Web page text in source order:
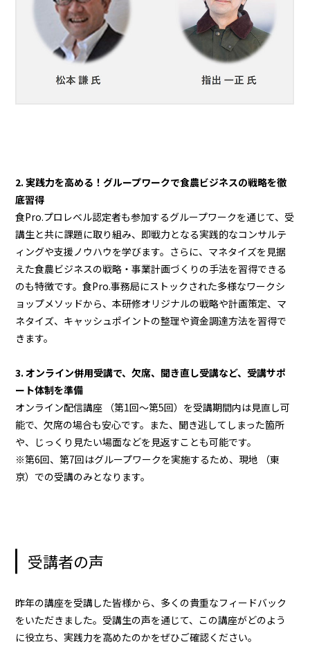
2. 実践力を高める！グループワークで食農ビジネスの戦略を徹
底習得
食Pro.プロレベル認定者も参加するグループワークを通じて、受
講生と共に課題に取り組み、即戦力となる実践的なコンサルテ
ィングや支援ノウハウを学びます。さらに、マネタイズを見据
えた食農ビジネスの戦略・事業計画づくりの手法を習得できる
のも特徴です。食Pro.事務局にストックされた多様なワークシ
ョップメソッドから、本研修オリジナルの戦略や計画策定、マ
ネタイズ、キャッシュポイントの整理や資金調達方法を習得で
きます。
3. オンライン併用受講で、欠席、聞き直し受講など、受講サポ
ート体制を準備
オンライン配信講座 （第1回～第5回）を受講期間内は見直し可
能で、欠席の場合も安心です。また、聞き逃してしまった箇所
や、じっくり見たい場面などを見返すことも可能です。
※第6回、第7回はグループワークを実施するため、現地 （東
京）での受講のみとなります。
受講者の声
昨年の講座を受講した皆様から、多くの貴重なフィードバック
をいただきました。受講生の声を通じて、この講座がどのよう
に役立ち、実践力を高めたのかをぜひご確認ください。